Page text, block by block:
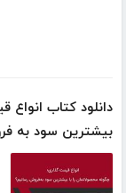
دانلود کتاب انواع
بیشترین سود به